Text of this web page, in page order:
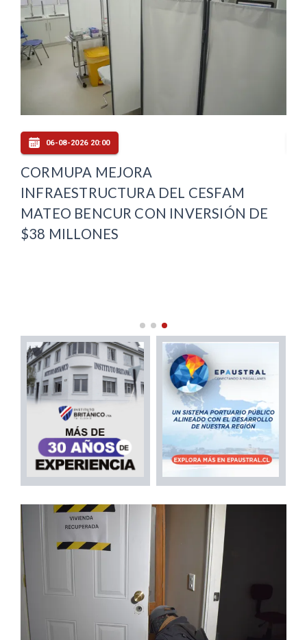
06-08-2026 20:00
CORMUPA MEJORA
INFRAESTRUCTURA DEL CESFAM
MATEO BENCUR CON INVERSIÓN DE
$38 MILLONES